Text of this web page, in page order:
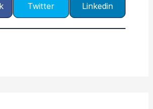
Twitter Linkedin